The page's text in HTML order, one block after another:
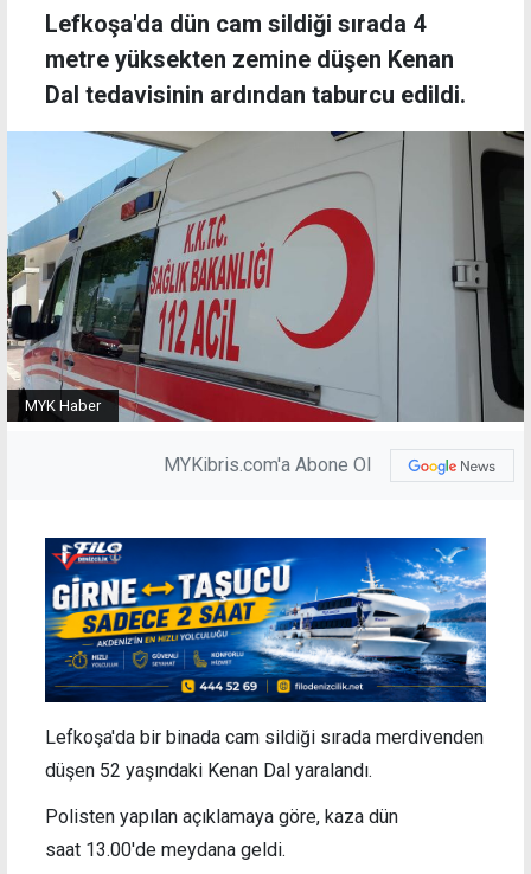
Lefkoşa'da dün cam sildiği sırada 4
metre yüksekten zemine düşen Kenan
Dal tedavisinin ardından taburcu edildi.
MYK Haber
MYKibris.com'a Abone Ol
Lefkoşa'da bir binada cam sildiği sırada merdivenden
düşen 52 yaşındaki Kenan Dal yaralandı.
Polisten yapılan açıklamaya göre, kaza dün
saat 13.00'de meydana geldi.